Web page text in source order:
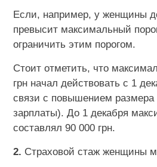
Если, например, у женщины
превысит максимальный
ограничить этим порогом.
Стоит отметить, что
грн начал действовать с 1
связи с повышением
зарплаты). До 1 декабря
составлял 90 000 грн.
2. Страховой стаж женщины